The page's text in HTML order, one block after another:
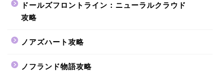
ドールズフロントライン：ニューラルクラウド
攻略
ノアズハート攻略
ノフランド物語攻略